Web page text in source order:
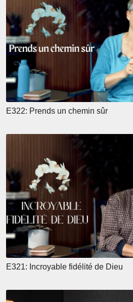
E322: Prends un chemin sûr
E321: Incroyable fidélité de Dieu